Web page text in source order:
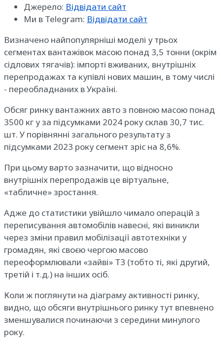
Джерело: Відвідати сайт
Ми в Telegram: Відвідати сайт
Визначено найпопулярніші моделі у трьох
сегментах вантажівок масою понад 3,5 тонни (окрім
сідлових тягачів): імпорті вживаних, внутрішніх
перепродажах та купівлі нових машин, в тому числі
- переобладнаних в Україні.
Обсяг ринку вантажних авто з повною масою понад
3500 кг у за підсумками 2024 року склав 30,7 тис.
шт. У порівнянні загального результату з
підсумками 2023 року сегмент зріс на 8,6%.
При цьому варто зазначити, що відносно
внутрішніх перепродажів це віртуальне,
«табличне» зростання.
Адже до статистики увійшло чимало операцій з
переписування автомобілів навесні, які виникли
через зміни правил мобілізації автотехніки у
громадян, які своєю чергою масово
переоформлювали «зайві» ТЗ (тобто ті, які другий,
третій і т.д.) на інших осіб.
Коли ж поглянути на діаграму активності ринку,
видно, що обсяги внутрішнього ринку тут впевнено
зменшувалися починаючи з середини минулого
року.